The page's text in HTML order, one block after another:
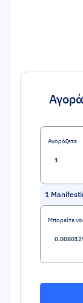
Αγοράζετε
1
Μπορείτε